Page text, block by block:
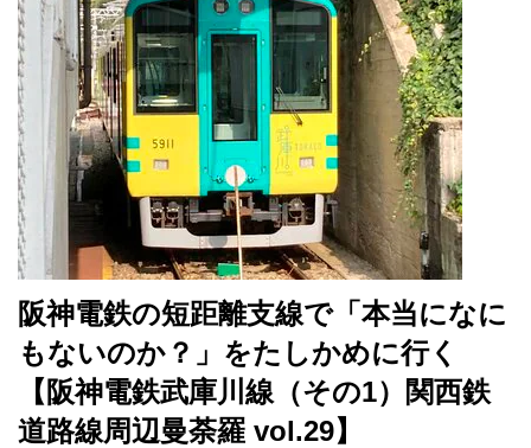
阪神電鉄の短距離支線で「本当になに
もないのか？」をたしかめに行く
【阪神電鉄武庫川線（その1）関西鉄
道路線周辺曼荼羅 vol.29】